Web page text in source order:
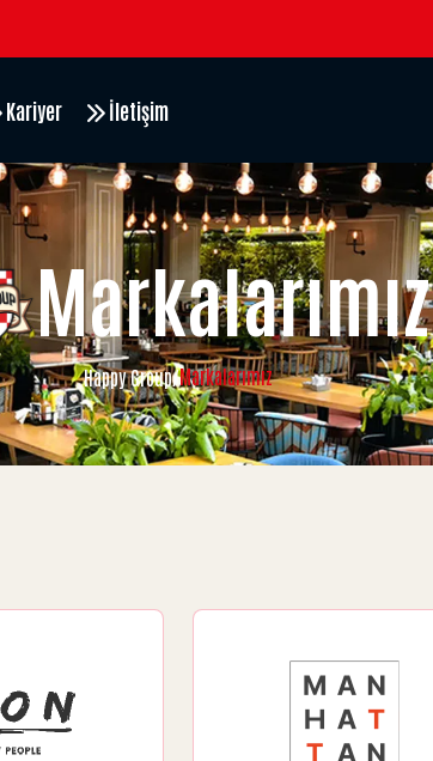
Kariyer İletişim
Markalarımız
Happy Group/Markalarımız